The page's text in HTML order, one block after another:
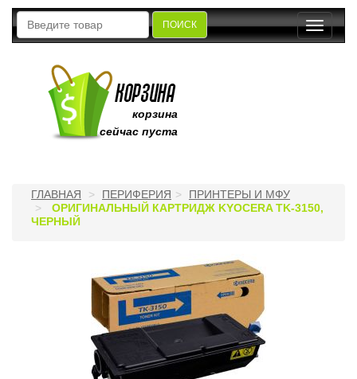
ПОИСК
Toggle
корзина
сейчас пуста
ГЛАВНАЯ ПЕРИФЕРИЯ
ПРИНТЕРЫ И МФУ
ОРИГИНАЛЬНЫЙ КАРТРИДЖ KYOCERA TK-3150,
ЧЕРНЫЙ